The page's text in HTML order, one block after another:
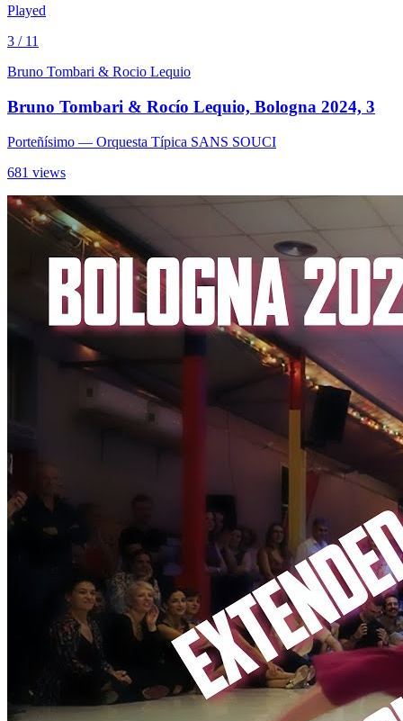
Played
3 / 11
Bruno Tombari & Rocio Lequio
Bruno Tombari & Rocío Lequio, Bologna 2024, 3
Porteñísimo — Orquesta Típica SANS SOUCI
681 views